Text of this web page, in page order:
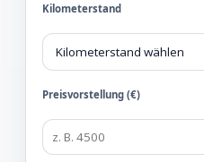
Kilometerstand
Preisvorstellung (€)